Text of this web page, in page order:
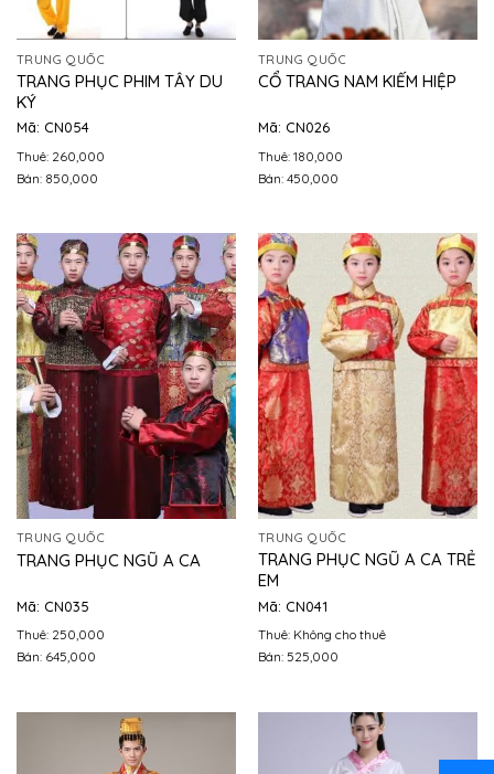
TRUNG QUỐC
TRANG PHỤC PHIM TÂY DU
KÝ
Mã: CN054
Thuê: 260,000
Bán: 850,000
TRUNG QUỐC
CỔ TRANG NAM KIẾM HIỆP
Mã: CN026
Thuê: 180,000
Bán: 450,000
TRUNG QUỐC
TRANG PHỤC NGŨ A CA
Mã: CN035
Thuê: 250,000
Bán: 645,000
TRUNG QUỐC
TRANG PHỤC NGŨ A CA TRẺ
EM
Mã: CN041
Thuê: Không cho thuê
Bán: 525,000